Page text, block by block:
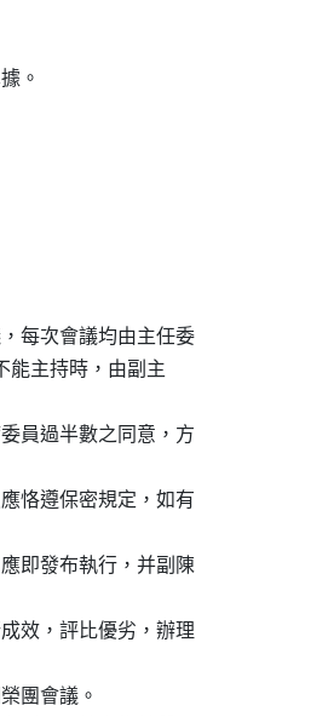
。
每次會議均由主任委
能主持時，由副主
員過半數之同意，方
恪遵保密規定，如有
即發布執行，并副陳
效，評比優劣，辦理
團會議。